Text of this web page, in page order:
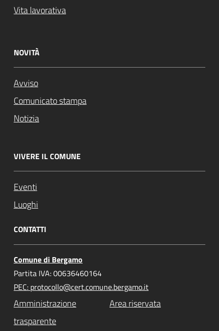
Vita lavorativa
NOVITÀ
Avviso
Comunicato stampa
Notizia
VIVERE IL COMUNE
Eventi
Luoghi
CONTATTI
Comune di Bergamo
Partita IVA: 00636460164
PEC: protocollo@cert.comune.bergamo.it
Amministrazione
trasparente
Area riservata